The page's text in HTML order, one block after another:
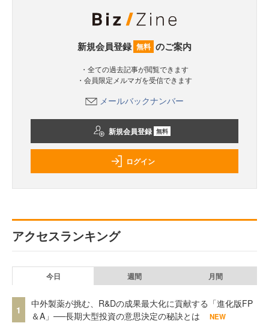
新規会員登録 無料 のご案内
・全ての過去記事が閲覧できます
・会員限定メルマガを受信できます
メールバックナンバー
新規会員登録 無料
ログイン
アクセスランキング
今日 週間 月間
1
中外製薬が挑む、R&Dの成果最大化に貢献する「進化版FP
＆A」──長期大型投資の意思決定の秘訣とは
NEW